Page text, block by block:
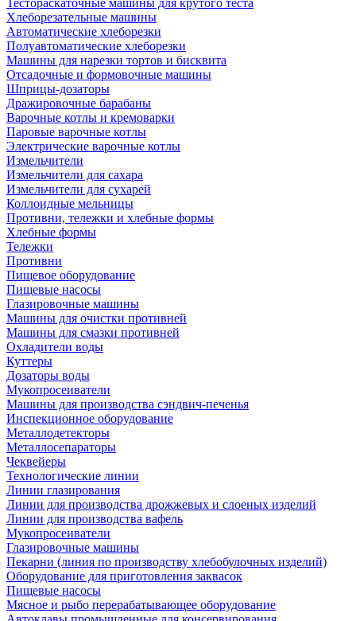
Тестораскаточные машины для крутого теста
Хлеборезательные машины
Автоматические хлеборезки
Полуавтоматические хлеборезки
Машины для нарезки тортов и бисквита
Отсадочные и формовочные машины
Шприцы-дозаторы
Дражировочные барабаны
Варочные котлы и кремоварки
Паровые варочные котлы
Электрические варочные котлы
Измельчители
Измельчители для сахара
Измельчители для сухарей
Коллоидные мельницы
Противни, тележки и хлебные формы
Хлебные формы
Тележки
Противни
Пищевое оборудование
Пищевые насосы
Глазировочные машины
Машины для очистки противней
Машины для смазки противней
Охладители воды
Куттеры
Дозаторы воды
Мукопросеиватели
Машины для производства сэндвич-печенья
Инспекционное оборудование
Металлодетекторы
Металлосепараторы
Чеквейеры
Технологические линии
Линии глазирования
Линии для производства дрожжевых и слоеных изделий
Линии для производства вафель
Мукопросеиватели
Глазировочные машины
Пекарни (линия по производству хлебобулочных изделий)
Оборудование для приготовления заквасок
Пищевые насосы
Мясное и рыбо перерабатывающее оборудование